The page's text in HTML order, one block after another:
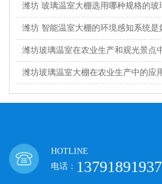
潍坊 玻璃温室大棚选用哪种规格的玻
潍坊 智能温室大棚的环境感知系统是
潍坊玻璃温室在农业生产和观光景点
潍坊玻璃温室大棚在农业生产中的应
HOTLINE
电话： 13791891937